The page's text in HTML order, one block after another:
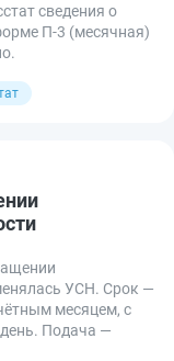
сведения о
П-3 (месячная)
УСН. Срок —
месяцем, с
Подача —